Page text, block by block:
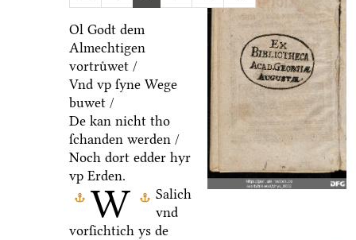
W
Ol Godt dem
Almechtigen
vortruͤwet /
Vnd vp ſyne Wege
buwet /
De kan nicht tho
ſchanden werden /
Noch dort edder hyr
vp Erden.
Salich
vnd
vorſichtich ys de